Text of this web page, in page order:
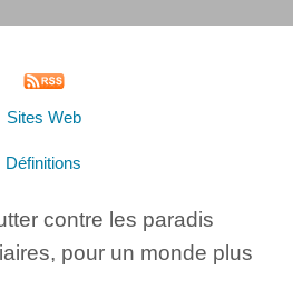
Sites Web
Définitions
contre les paradis
pour un monde plus